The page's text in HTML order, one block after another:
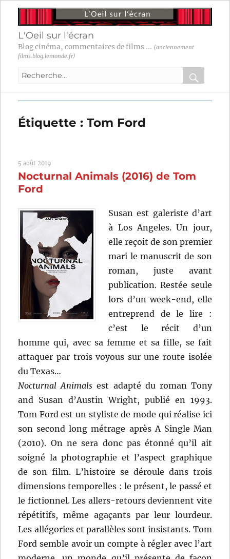
L'Oeil sur l'écran
Blog cinéma, commentaires de films ... (anciennement
films.blog.lemonde.fr)
Recherche
:
OK
Étiquette :Tom Ford
5 août 2019
Nocturnal Animals (2016) de Tom
Ford
Susan est galeriste d’art
à Los Angeles. Un jour,
elle reçoit de son premier
mari le manuscrit de son
roman, juste avant
publication. Restée seule
lors d’un week-end, elle
entreprend de le lire :
c’est le récit d’un
homme qui, avec sa femme et sa fille, se fait
attaquer par trois voyous sur une route isolée
du Texas…
Nocturnal Animals est adapté du roman Tony
and Susan d’Austin Wright, publié en 1993.
Tom Ford est un styliste de mode qui réalise ici
son second long métrage après A Single Man
(2010). On ne sera donc pas étonné qu’il ait
soigné la photographie et l’aspect graphique
de son film. L’histoire se déroule dans trois
dimensions temporelles : le présent, le passé et
le fictionnel. Les allers-retours deviennent vite
répétitifs, même agaçants par leur lourdeur.
Les allégories et parallèles sont insistants. Tom
Ford semble avoir un compte à régler avec l’art